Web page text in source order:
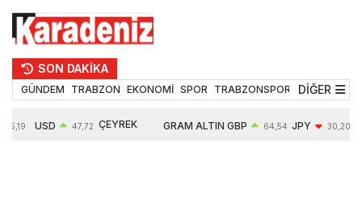
SON DAKİKA
GÜNDEM TRABZON EKONOMİ SPOR TRABZONSPOR TEKNOLOJİ
DİĞER
55,19 USD 47,72 ÇEYREK GRAM ALTIN GBP 64,54 JPY 30,20